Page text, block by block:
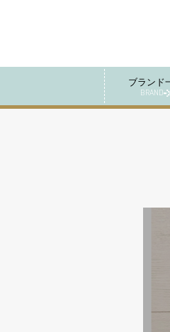
ブランド
BRAND